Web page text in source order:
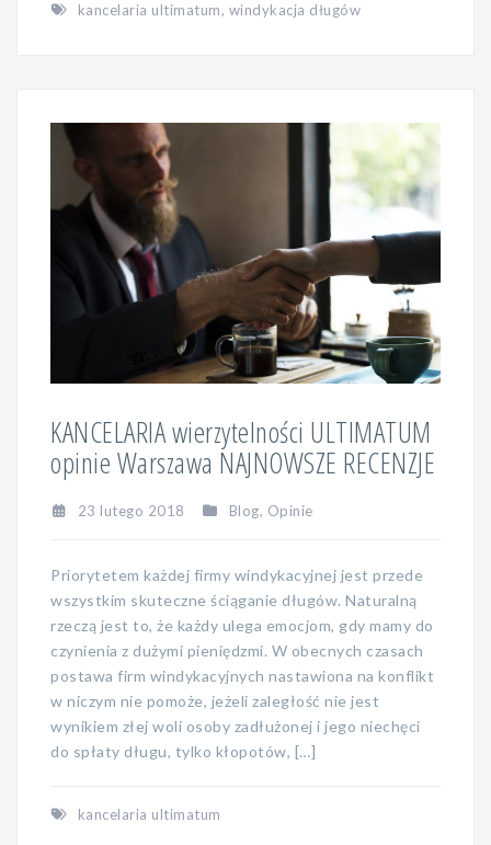
kancelaria ultimatum, windykacja długów
KANCELARIA wierzytelności ULTIMATUM
opinie Warszawa NAJNOWSZE RECENZJE
23 lutego 2018 Blog, Opinie
Priorytetem każdej firmy windykacyjnej jest przede
wszystkim skuteczne ściąganie długów. Naturalną
rzeczą jest to, że każdy ulega emocjom, gdy mamy do
czynienia z dużymi pieniędzmi. W obecnych czasach
postawa firm windykacyjnych nastawiona na konflikt
w niczym nie pomoże, jeżeli zaległość nie jest
wynikiem złej woli osoby zadłużonej i jego niechęci
do spłaty długu, tylko kłopotów, […]
kancelaria ultimatum